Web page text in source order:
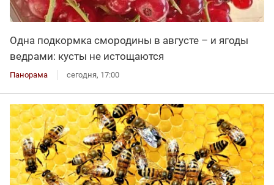
Одна подкормка смородины в августе – и ягоды
ведрами: кусты не истощаются
Панорама сегодня, 17:00